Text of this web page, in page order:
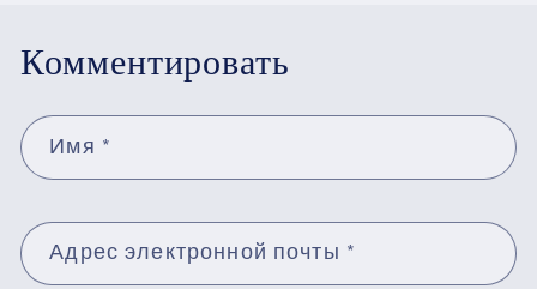
Комментировать
Имя *
Адрес электронной почты *